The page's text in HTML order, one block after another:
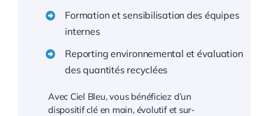
Formation et sensibilisation des équipes
internes
Reporting environnemental et évaluation
des quantités recyclées
Avec Ciel Bleu, vous bénéficiez d’un
dispositif clé en main, évolutif et sur-